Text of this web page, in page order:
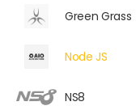
Green Grass
Node JS
NS8